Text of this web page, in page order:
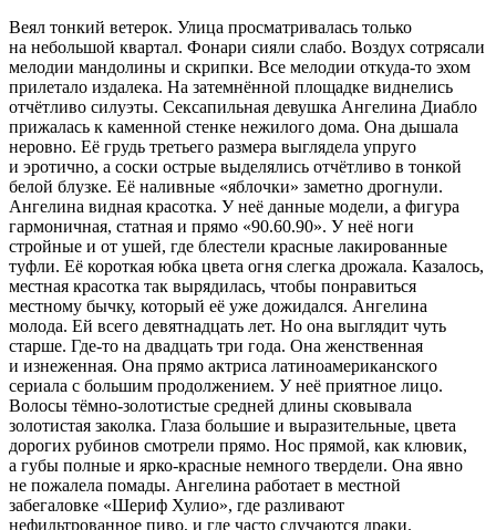
Веял тонкий ветерок. Улица просматривалась только
на небольшой квартал. Фонари сияли слабо. Воздух сотрясали
мелодии мандолины и скрипки. Все мелодии откуда-то эхом
прилетало издалека. На затемнённой площадке виднелись
отчётливо силуэты. Сексапильная девушка Ангелина Диабло
прижалась к каменной стенке нежилого дома. Она дышала
неровно. Её грудь третьего размера выглядела упруго
и эротично, а соски острые выделялись отчётливо в тонкой
белой блузке. Её наливные «яблочки» заметно дрогнули.
Ангелина видная красотка. У неё данные модели, а фигура
гармоничная, статная и прямо «90.60.90». У неё ноги
стройные и от ушей, где блестели красные лакированные
туфли. Её короткая юбка цвета огня слегка дрожала. Казалось,
местная красотка так вырядилась, чтобы понравиться
местному бычку, который её уже дожидался. Ангелина
молода. Ей всего девятнадцать лет. Но она выглядит чуть
старше. Где-то на двадцать три года. Она женственная
и изнеженная. Она прямо актриса латиноамериканского
сериала с большим продолжением. У неё приятное лицо.
Волосы тёмно-золотистые средней длины сковывала
золотистая заколка. Глаза большие и выразительные, цвета
дорогих рубинов смотрели прямо. Нос прямой, как клювик,
а губы полные и ярко-красные немного твердели. Она явно
не пожалела помады. Ангелина работает в местной
забегаловке «Шериф Хулио», где разливают
нефильтрованное пиво, и где часто случаются драки.